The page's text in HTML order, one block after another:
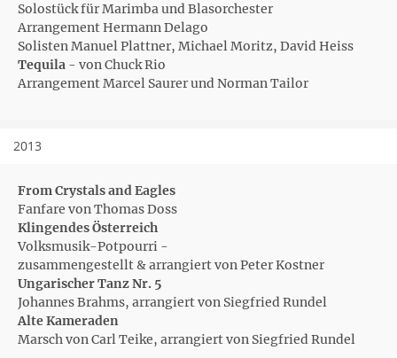
Solostück für Marimba und Blasorchester
Arrangement Hermann Delago
Solisten Manuel Plattner, Michael Moritz, David Heiss
Tequila - von Chuck Rio
Arrangement Marcel Saurer und Norman Tailor
2013
From Crystals and Eagles
Fanfare von Thomas Doss
Klingendes Österreich
Volksmusik-Potpourri -
zusammengestellt & arrangiert von Peter Kostner
Ungarischer Tanz Nr. 5
Johannes Brahms, arrangiert von Siegfried Rundel
Alte Kameraden
Marsch von Carl Teike, arrangiert von Siegfried Rundel